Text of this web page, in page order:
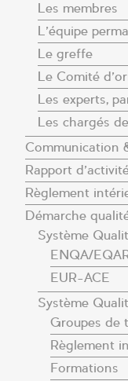
Les membres
L’équipe
Le greffe
Le Comité
Les experts,
Les chargés
Communication
Rapport
Règlement
Démarche
Système
ENQA/
EUR-ACE
Système
Groupes de
Règlement
Formations